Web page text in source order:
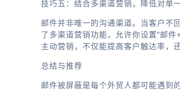
技巧五：结合多渠道营销，降低对单
邮件并非唯一的沟通渠道。当客户不
了多渠道营销功能，允许你设置“邮
主动营销，不仅能提高客户触达率，
总结与推荐
邮件被屏蔽是每个外贸人都可能遇到